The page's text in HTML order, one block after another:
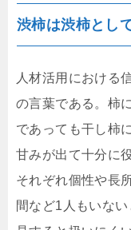
渋柿は渋柿とし
人材活用における
の言葉である。柿
であっても干し柿
甘みが出て十分に
それぞれ個性や長
間など1人もいな